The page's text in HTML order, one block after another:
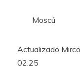
Moscú
Actualizado
02:25